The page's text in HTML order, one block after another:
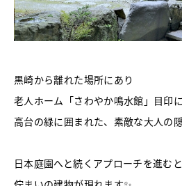
黒崎から離れた場所にあり
老人ホーム「さわやか鳴水館」目印
高台の緑に囲まれた、 素敵な大人の
日本庭園へと続くアプローチを進む